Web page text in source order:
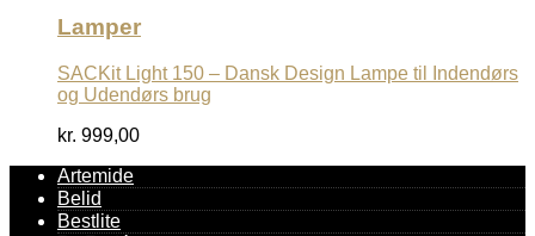
Lamper
SACKit Light 150 – Dansk Design Lampe til Indendørs
og Udendørs brug
kr. 999,00
Artemide
Belid
Bestlite